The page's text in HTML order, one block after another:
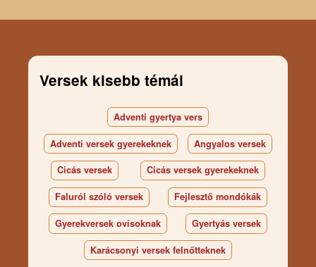
Versek kisebb témái
Adventi gyertya vers
Adventi versek gyerekeknek Angyalos versek
Cicás versek Cicás versek gyerekeknek
Faluról szóló versek Fejlesztő mondókák
Gyerekversek ovisoknak Gyertyás versek
Karácsonyi versek felnőtteknek